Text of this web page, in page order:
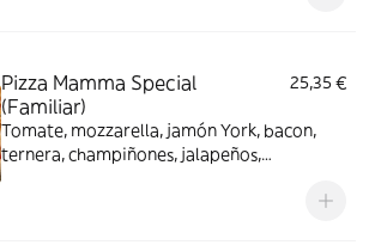
Pizza Mamma Special
(Familiar)
25,35 €
Tomate, mozzarella, jamón York, bacon,
ternera, champiñones, jalapeños,